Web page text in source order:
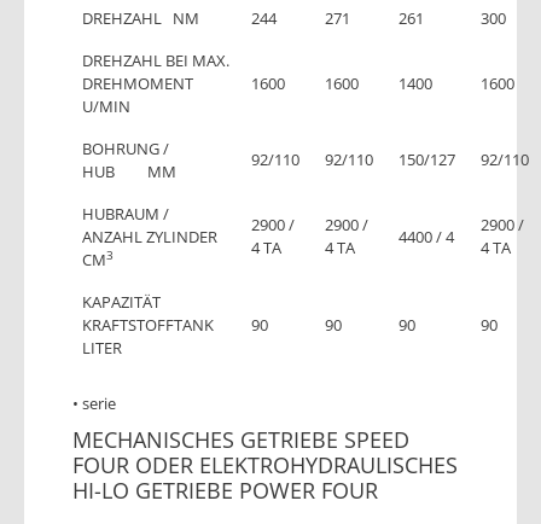
DREHZAHL NM 244 271 261
300
DREHZAHL BEI MAX.
DREHMOMENT
U/MIN
1600 1600 1400 1600
BOHRUNG /
HUB MM
92/110 92/110 150/127 92/110
HUBRAUM /
ANZAHL ZYLINDER
CM3
2900 /
4 TA
2900 /
4 TA
4400 / 4
2900 /
4 TA
KAPAZITÄT
KRAFTSTOFFTANK
LITER
90 90 90 90
• serie
MECHANISCHES GETRIEBE SPEED
FOUR ODER ELEKTROHYDRAULISCHES
HI-LO GETRIEBE POWER FOUR